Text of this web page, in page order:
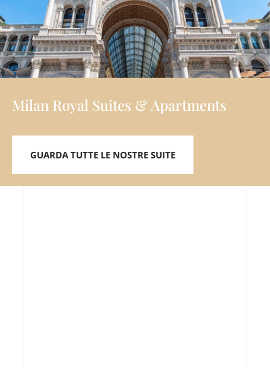
Milan Royal Suites & Apartments
GUARDA TUTTE LE NOSTRE SUITE